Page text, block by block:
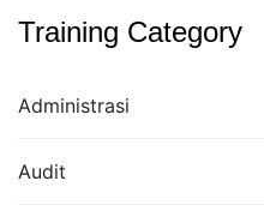
Training Category
Administrasi
Audit